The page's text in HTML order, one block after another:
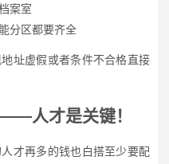
案室
分区都要齐全
址虚假或者条件不合格直接
人才是关键！
才再多的钱也白搭至少要配